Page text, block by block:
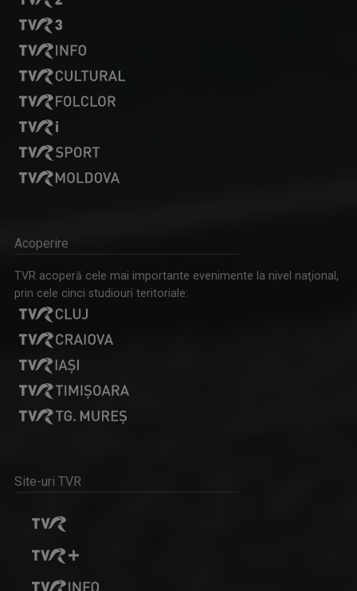
Prima emisiune din audiovizualul românesc ...
Weekend Matinal este emisiunea care crede că ...
RUXANDRA GHEORGHE NEGREA
Acoperire
TVR acoperă cele mai importante evenimente la nivel naţional,
prin cele cinci studiouri teritoriale:
Site-uri TVR